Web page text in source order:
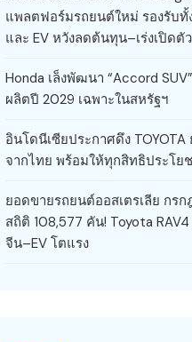
แพลตฟอร์มรถยนต์ใหม่ รองรับทั้ง
และ EV หวังลดต้นทุน–เร่งเปิดตั
Honda เล็งพัฒนา “Accord
ผลิตปี 2029 เฉพาะในสหรัฐฯ
อินโดนีเซียประกาศดึง
จากไทย พร้อมให้ทุกสิทธิประโย
ยอดขายรถยนต์ออสเตรเลีย กร
สถิติ 108,577 คัน! Toyota
จีน–EV โตแรง